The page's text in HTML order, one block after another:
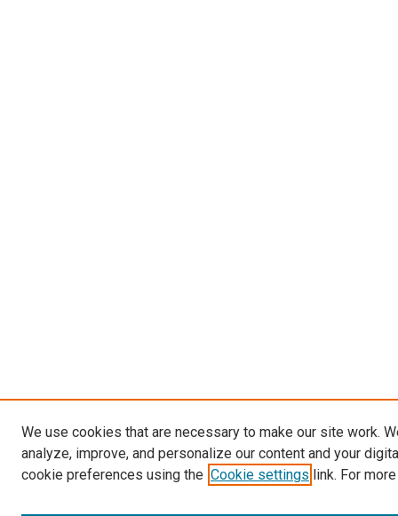
We use cookies that are necessary to make our site work.
analyze, improve, and personalize our content and your
cookie preferences using the Cookie settings link. For